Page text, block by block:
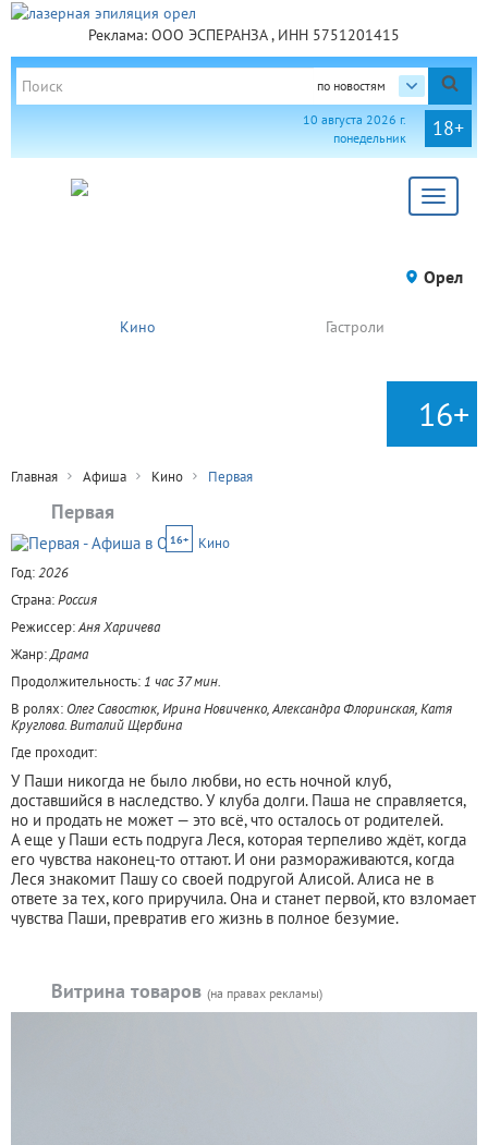
Реклама: ООО ЭСПЕРАНЗА , ИНН 5751201415
по новостям
18+
10 августа 2026 г.
понедельник
Toggle
Орел
Кино Гастроли
16+
Главная Афиша Кино Первая
Первая
16+
Кино
Год:2026
Страна:Россия
Режиссер:Аня Харичева
Жанр:Драма
Продолжительность: 1 час 37 мин.
В ролях: Олег Савостюк, Ирина Новиченко, Александра Флоринская, Катя
Круглова. Виталий Щербина
Где проходит:
У Паши никогда не было любви, но есть ночной клуб,
доставшийся в наследство. У клуба долги. Паша не справляется,
но и продать не может — это всё, что осталось от родителей.
А еще у Паши есть подруга Леся, которая терпеливо ждёт, когда
его чувства наконец-то оттают. И они размораживаются, когда
Леся знакомит Пашу со своей подругой Алисой. Алиса не в
ответе за тех, кого приручила. Она и станет первой, кто взломает
чувства Паши, превратив его жизнь в полное безумие.
Витрина товаров (на правах рекламы)